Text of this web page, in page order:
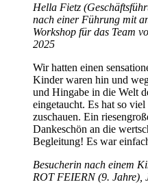
Hella Fietz
nach einer Führung mit
Workshop für das Team
2025
Wir hatten einen
Kinder waren hin und
und Hingabe in die Welt
eingetaucht. Es hat so
zuschauen. Ein
Dankeschön an die
Begleitung! Es war
Besucherin nach einem
ROT FEIERN (9. Jahre),